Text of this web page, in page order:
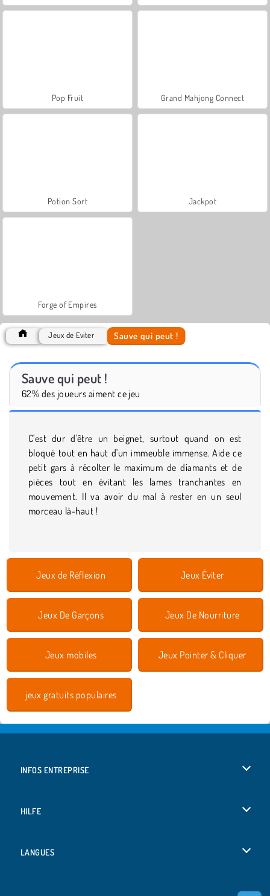
Pop Fruit Grand Mahjong Connect
Potion Sort Jackpot
Forge of Empires
Jeux de Éviter Sauve qui peut !
Sauve qui peut !
62% des joueurs aiment ce jeu
C'est dur d'être un beignet, surtout quand on est
bloqué tout en haut d'un immeuble immense. Aide ce
petit gars à récolter le maximum de diamants et de
pièces tout en évitant les lames tranchantes en
mouvement. Il va avoir du mal à rester en un seul
morceau là-haut !
Jeux de Réflexion Jeux Éviter
Jeux De Garçons Jeux De Nourriture
Jeux mobiles Jeux Pointer & Cliquer
jeux gratuits populaires
INFOS ENTREPRISE
HILFE
LANGUES